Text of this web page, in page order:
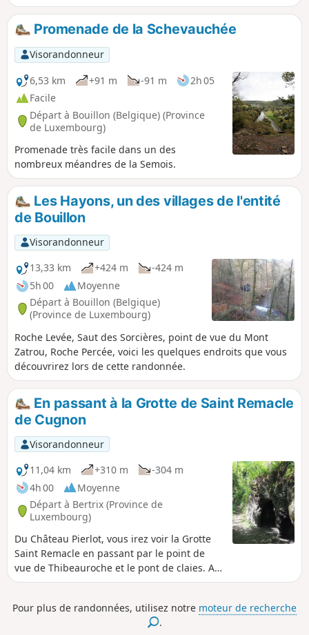
Promenade de la Schevauchée
Visorandonneur
6,53 km
+91 m -91 m
2h 05
Facile
Départ à Bouillon (Belgique) (Province
de Luxembourg)
Promenade très facile dans un des
nombreux méandres de la Semois.
Les Hayons, un des villages de l'entité
de Bouillon
Visorandonneur
13,33 km
+424 m
-424 m
5h 00
Moyenne
Départ à Bouillon (Belgique)
(Province de Luxembourg)
Roche Levée, Saut des Sorcières, point de vue du Mont
Zatrou, Roche Percée, voici les quelques endroits que vous
découvrirez lors de cette randonnée.
En passant à la Grotte de Saint Remacle
de Cugnon
Visorandonneur
11,04 km
+310 m
-304 m
4h 00
Moyenne
Départ à Bertrix (Province de
Luxembourg)
Du Château Pierlot, vous irez voir la Grotte
Saint Remacle en passant par le point de
vue de Thibeauroche et le pont de claies. Au
prix d'une petite grimpette supplémentaire,
qui surplombe toute la vallée. Le retour se
fera, sur une petite partie, par des chemins
Pour plus de randonnées, utilisez notre moteur de recherche
.